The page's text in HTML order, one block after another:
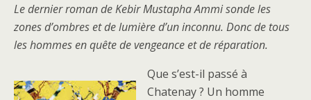
Le dernier roman de Kebir Mustapha Ammi sonde les
zones d’ombres et de lumière d’un inconnu. Donc de tous
les hommes en quête de vengeance et de réparation.
Que s’est-il passé à
Chatenay ? Un homme